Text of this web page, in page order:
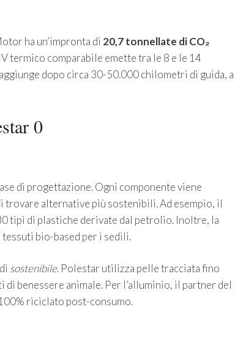
ha un’impronta di 20,7 tonnellate di CO₂
termico comparabile emette tra le 8 e le 14
dopo circa 30-50.000 chilometri di guida, a
0
di progettazione. Ogni componente viene
trovare alternative più sostenibili. Ad esempio, il
tipi di plastiche derivate dal petrolio. Inoltre, la
bio-based per i sedili.
sostenibile. Polestar utilizza pelle tracciata fino
benessere animale. Per l’alluminio, il partner del
riciclato post-consumo.